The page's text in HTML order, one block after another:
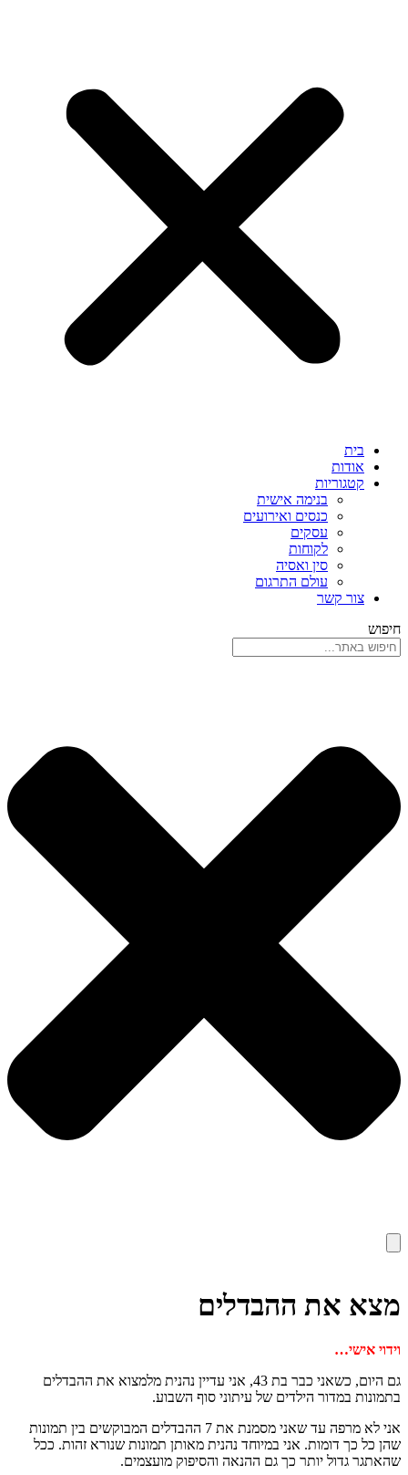
בית
אודות
קטגוריות
בנימה אישית
כנסים ואירועים
עסקים
לקוחות
סין ואסיה
עולם התרגום
צור קשר
חיפוש
מצא את ההבדלים
וידוי אישי…
גם היום, כשאני כבר בת 43, אני עדיין נהנית מלמצוא את ההבדלים
בתמונות במדור הילדים של עיתוני סוף השבוע.
אני לא מרפה עד שאני מסמנת את 7 ההבדלים המבוקשים בין תמונות
שהן כל כך דומות. אני במיוחד נהנית מאותן תמונות שנורא זהות. ככל
שהאתגר גדול יותר כך גם ההנאה והסיפוק מועצמים.